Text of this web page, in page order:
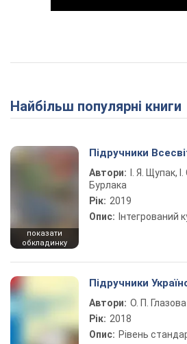
Найбільш популярні книги
показати
обкладинку
Підручники
Автори:
І. Я. Щупак,
Бурлака
Рік: 2019
Опис: Інтегрований
Підручники
Автори: О. П. Глазова
Рік: 2018
Опис: Рівень